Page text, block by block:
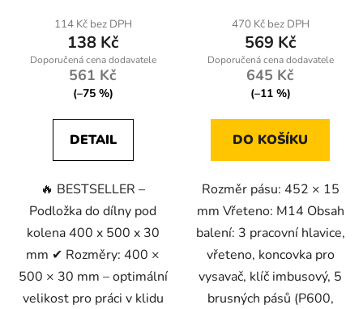
114 Kč bez DPH
138 Kč
561 Kč
(–75 %)
DETAIL
🔥 BESTSELLER –
Podložka do dílny pod
kolena 400 x 500 x 30
mm ✔ Rozměry: 400 ×
500 × 30 mm – optimální
velikost pro práci v klidu
470 Kč bez DPH
569 Kč
645 Kč
(–11 %)
DO KOŠÍKU
Rozměr pásu: 452 × 15
mm Vřeteno: M14 Obsah
balení: 3 pracovní hlavice,
vřeteno, koncovka pro
vysavač, klíč imbusový, 5
brusných pásů (P600,